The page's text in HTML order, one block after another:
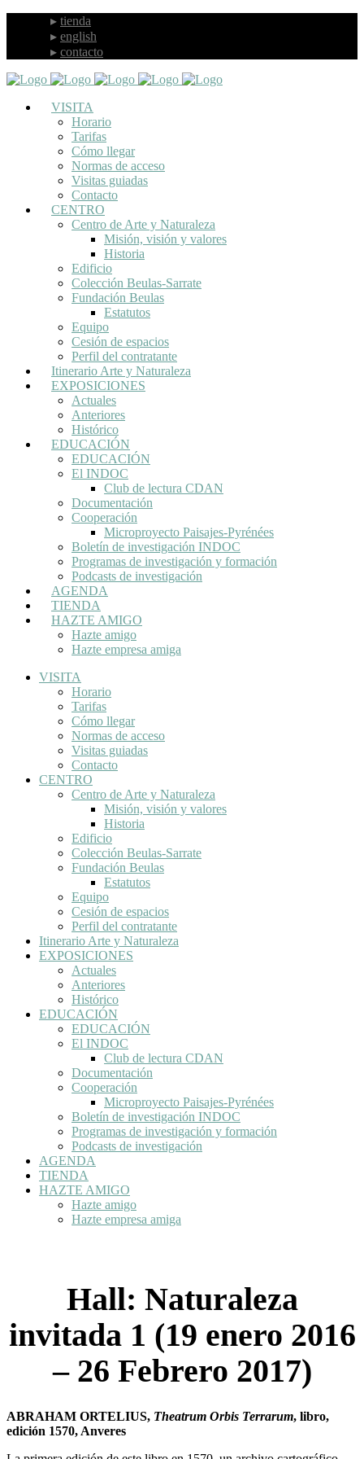
tienda
english
contacto
VISITA
Horario
Tarifas
Cómo llegar
Normas de acceso
Visitas guiadas
Contacto
CENTRO
Centro de Arte y Naturaleza
Misión, visión y valores
Historia
Edificio
Colección Beulas-Sarrate
Fundación Beulas
Estatutos
Equipo
Cesión de espacios
Perfil del contratante
Itinerario Arte y Naturaleza
EXPOSICIONES
Actuales
Anteriores
Histórico
EDUCACIÓN
EDUCACIÓN
El INDOC
Club de lectura CDAN
Documentación
Cooperación
Microproyecto Paisajes-Pyrénées
Boletín de investigación INDOC
Programas de investigación y formación
Podcasts de investigación
AGENDA
TIENDA
HAZTE AMIGO
Hazte amigo
Hazte empresa amiga
VISITA
Horario
Tarifas
Cómo llegar
Normas de acceso
Visitas guiadas
Contacto
CENTRO
Centro de Arte y Naturaleza
Misión, visión y valores
Historia
Edificio
Colección Beulas-Sarrate
Fundación Beulas
Estatutos
Equipo
Cesión de espacios
Perfil del contratante
Itinerario Arte y Naturaleza
EXPOSICIONES
Actuales
Anteriores
Histórico
EDUCACIÓN
EDUCACIÓN
El INDOC
Club de lectura CDAN
Documentación
Cooperación
Microproyecto Paisajes-Pyrénées
Boletín de investigación INDOC
Programas de investigación y formación
Podcasts de investigación
AGENDA
TIENDA
HAZTE AMIGO
Hazte amigo
Hazte empresa amiga
Hall: Naturaleza
invitada 1 (19 enero 2016
– 26 Febrero 2017)
ABRAHAM ORTELIUS, Theatrum Orbis Terrarum, libro,
edición 1570, Anveres